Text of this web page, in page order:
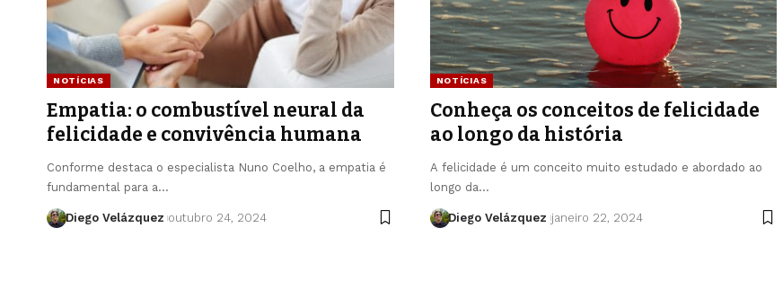
NOTÍCIAS
Empatia: o combustível neural da
felicidade e convivência humana
Conforme destaca o especialista Nuno Coelho, a empatia é
fundamental para a…
Diego Velázquez outubro 24, 2024
NOTÍCIAS
Conheça os conceitos de felicidade
ao longo da história
A felicidade é um conceito muito estudado e abordado ao
longo da…
Diego Velázquez janeiro 22, 2024